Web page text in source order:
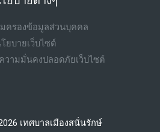
ครองข้อมูลส่วนบุคคล
ยบายเว็บไซต์
วามมั่นคงปลอดภัยเว็บไซต์
เทศบาลเมืองสนั่นรักษ์